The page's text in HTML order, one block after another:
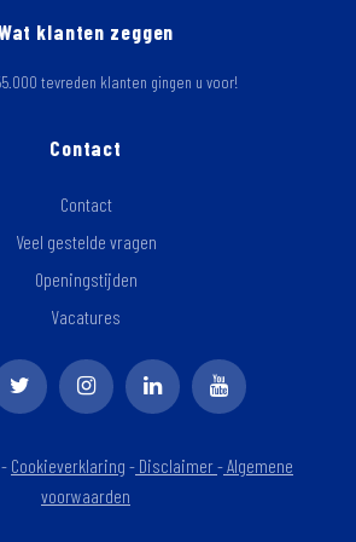
klanten zeggen
tevreden klanten gingen u voor!
Contact
Contact
Veel gestelde vragen
Openingstijden
Vacatures
- Cookieverklaring - Disclaimer-Algemene
voorwaarden